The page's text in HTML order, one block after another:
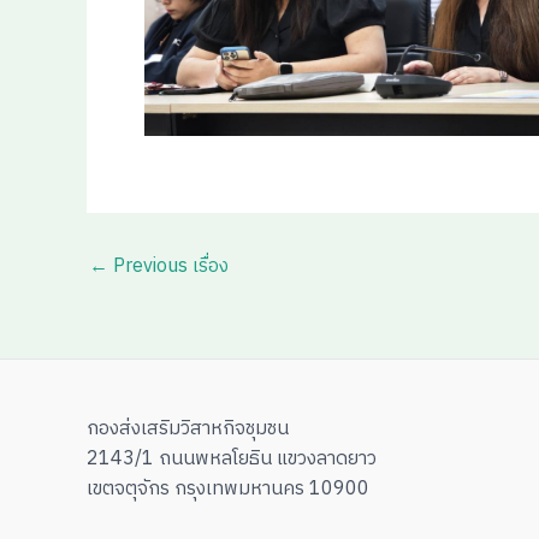
← Previous เรื่อง
กองส่งเสริมวิสาหกิจชุมชน
2143/1 ถนนพหลโยธิน แขวงลาดยาว
เขตจตุจักร กรุงเทพมหานคร 10900